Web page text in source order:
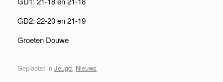
GD2: 22-20 en 21-19
Groeten Douwe
Geplaatst in Jeugd, Nieuws.